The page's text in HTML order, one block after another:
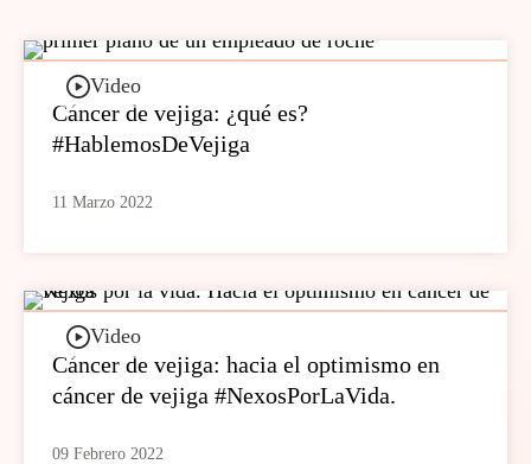
Video
Cáncer de vejiga: ¿qué es?
#HablemosDeVejiga
11 Marzo 2022
Video
Cáncer de vejiga: hacia el optimismo en
cáncer de vejiga #NexosPorLaVida.
09 Febrero 2022